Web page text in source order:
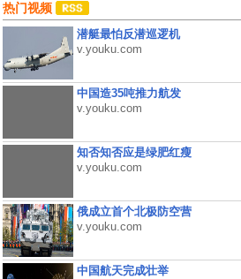
热门视频
潜艇最怕反潜巡逻机
v.youku.com
中国造35吨推力航发
v.youku.com
知否知否应是绿肥红瘦
v.youku.com
俄成立首个北极防空营
v.youku.com
中国航天完成壮举